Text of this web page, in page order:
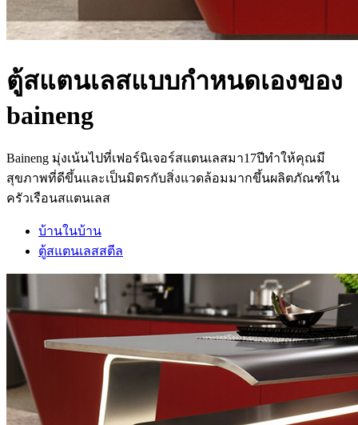
ตู้สแตนเลสแบบกำหนดเองของ
baineng
Baineng มุ่งเน้นไปที่เฟอร์นิเจอร์สแตนเลสมา17ปีทำให้คุณมี
สุขภาพที่ดีขึ้นและเป็นมิตรกับสิ่งแวดล้อมมากขึ้นผลิตภัณฑ์ใน
ครัวเรือนสแตนเลส
บ้านในบ้าน
ตู้สแตนเลสสตีล